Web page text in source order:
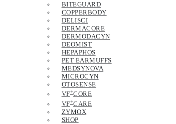
BITEGUARD
COPPERBODY
DELISCI
DERMACORE
DERMODACYN
DEOMIST
HEPAPHOS
PET EARMUFFS
MEDSYNOVA
MICROCYN
OTOSENSE
VF+CORE
VF+CARE
ZYMOX
SHOP